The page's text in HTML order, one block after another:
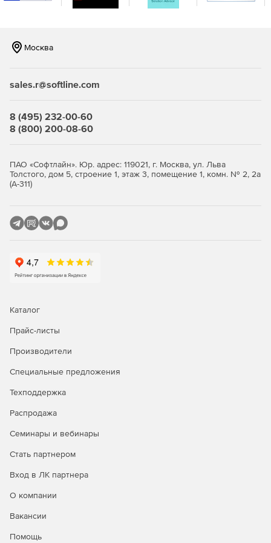
Москва
sales.r@softline.com
8 (495) 232-00-60
8 (800) 200-08-60
ПАО «Софтлайн». Юр. адрес: 119021, г. Москва, ул. Льва
Толстого, дом 5, строение 1, этаж 3, помещение 1, комн. № 2, 2а
(А-311)
Каталог
Прайс-листы
Производители
Специальные предложения
Техподдержка
Распродажа
Семинары и вебинары
Стать партнером
Вход в ЛК партнера
О компании
Вакансии
Помощь